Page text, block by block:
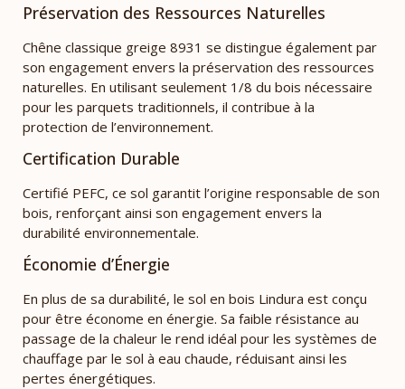
Préservation des Ressources Naturelles
Chêne classique greige 8931 se distingue également par
son engagement envers la préservation des ressources
naturelles. En utilisant seulement 1/8 du bois nécessaire
pour les parquets traditionnels, il contribue à la
protection de l’environnement.
Certification Durable
Certifié PEFC, ce sol garantit l’origine responsable de son
bois, renforçant ainsi son engagement envers la
durabilité environnementale.
Économie d’Énergie
En plus de sa durabilité, le sol en bois Lindura est conçu
pour être économe en énergie. Sa faible résistance au
passage de la chaleur le rend idéal pour les systèmes de
chauffage par le sol à eau chaude, réduisant ainsi les
pertes énergétiques.